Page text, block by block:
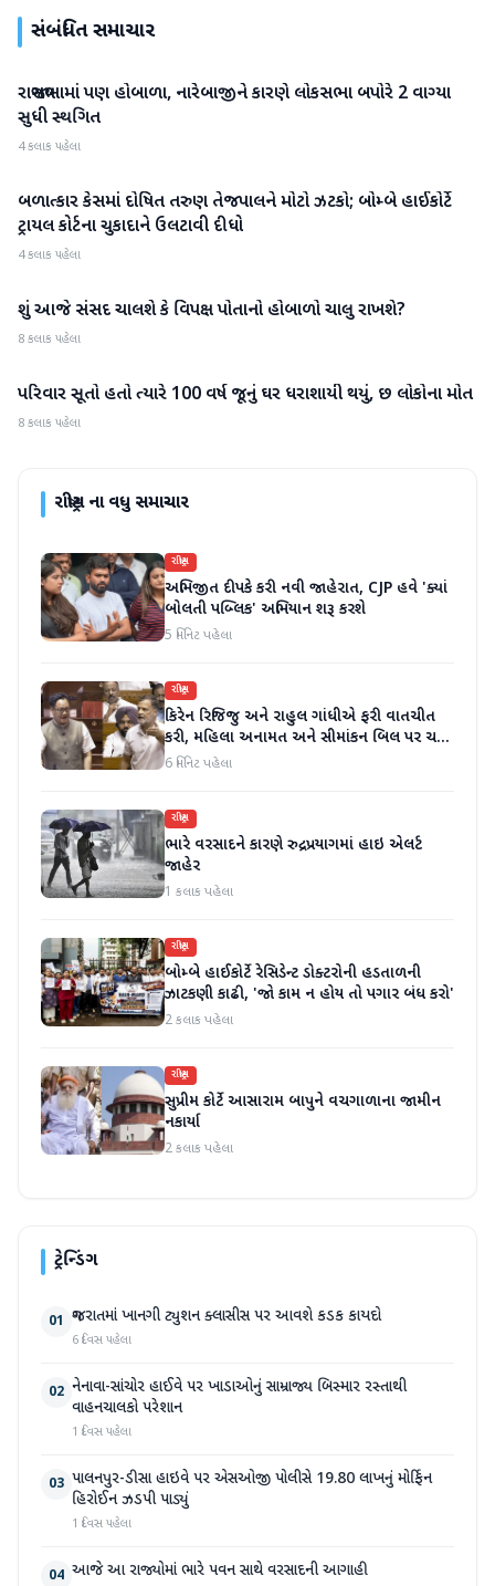
સંબંધિત સમાચાર
રાષ્ટ્રીય
રાજ્યસભામાં પણ હોબાળા, નારેબાજીને કારણે લોકસભા બપોરે 2 વાગ્યા
સુધી સ્થગિત
4 કલાક પહેલા
રાષ્ટ્રીય
બળાત્કાર કેસમાં દોષિત તરુણ તેજપાલને મોટો ઝટકો; બોમ્બે હાઈકોર્ટે
ટ્રાયલ કોર્ટના ચુકાદાને ઉલટાવી દીધો
4 કલાક પહેલા
રાષ્ટ્રીય
શું આજે સંસદ ચાલશે કે વિપક્ષ પોતાનો હોબાળો ચાલુ રાખશે?
8 કલાક પહેલા
રાષ્ટ્રીય
પરિવાર સૂતો હતો ત્યારે 100 વર્ષ જૂનું ઘર ધરાશાયી થયું, છ લોકોના મોત
8 કલાક પહેલા
રાષ્ટ્રીયના વધુ સમાચાર
રાષ્ટ્રીય
અભિજીત દીપકે કરી નવી જાહેરાત, CJP હવે 'ક્યાં
બોલતી પબ્લિક' અભિયાન શરૂ કરશે
5 મિનિટ પહેલા
રાષ્ટ્રીય
કિરેન રિજિજુ અને રાહુલ ગાંધીએ ફરી વાતચીત
કરી, મહિલા અનામત અને સીમાંકન બિલ પર ચર્ચા
કરી
6 મિનિટ પહેલા
રાષ્ટ્રીય
ભારે વરસાદને કારણે રુદ્રપ્રયાગમાં હાઇ એલર્ટ
જાહેર
1 કલાક પહેલા
રાષ્ટ્રીય
બોમ્બે હાઈકોર્ટે રેસિડેન્ટ ડોક્ટરોની હડતાળની
ઝાટકણી કાઢી, 'જો કામ ન હોય તો પગાર બંધ કરો'
2 કલાક પહેલા
રાષ્ટ્રીય
સુપ્રીમ કોર્ટે આસારામ બાપુને વચગાળાના જામીન
નકાર્યા
2 કલાક પહેલા
ટ્રેન્ડિંગ
01 ગુજરાતમાં ખાનગી ટ્યુશન ક્લાસીસ પર આવશે કડક કાયદો
6 દિવસ પહેલા
02 નેનાવા-સાંચોર હાઈવે પર ખાડાઓનું સામ્રાજ્ય બિસ્માર રસ્તાથી
વાહનચાલકો પરેશાન
1 દિવસ પહેલા
03 પાલનપુર-ડીસા હાઇવે પર એસઓજી પોલીસે 19.80 લાખનું મોર્ફિન
હિરોઈન ઝડપી પાડ્યું
1 દિવસ પહેલા
04 આજે આ રાજ્યોમાં ભારે પવન સાથે વરસાદની આગાહી